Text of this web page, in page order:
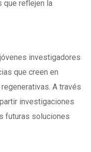
que reflejen la
investigadores
que creen en
A través
investigaciones
futuras soluciones